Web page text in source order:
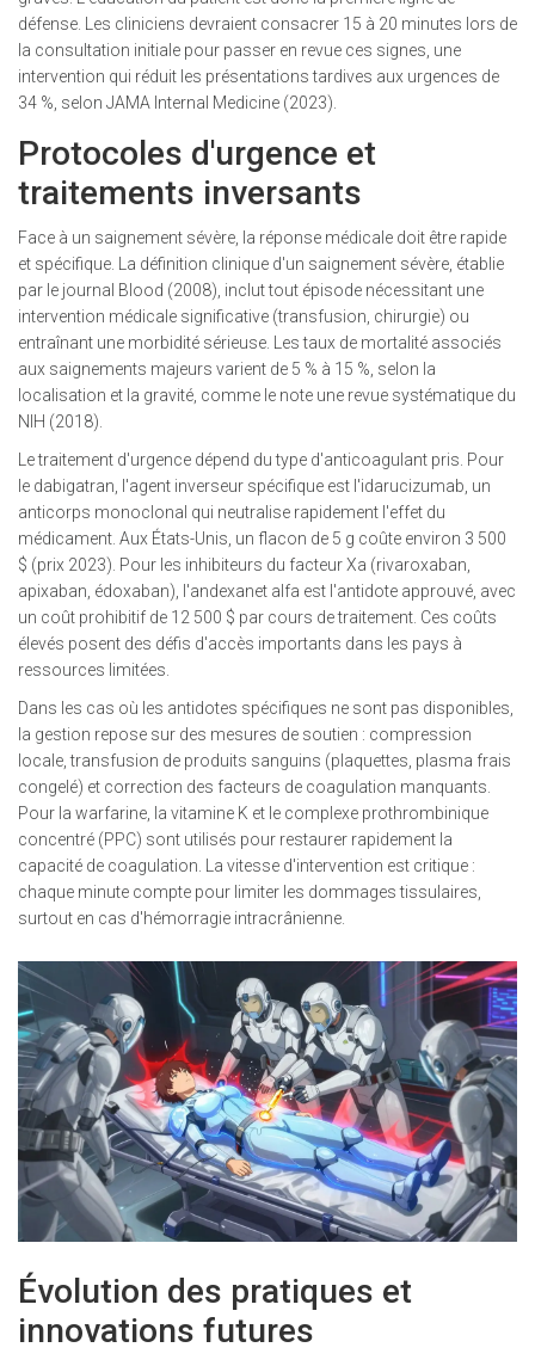
défense. Les cliniciens devraient consacrer 15 à 20 minutes lors de
la consultation initiale pour passer en revue ces signes, une
intervention qui réduit les présentations tardives aux urgences de
34 %, selon JAMA Internal Medicine (2023).
Protocoles d'urgence et
traitements inversants
Face à un saignement sévère, la réponse médicale doit être rapide
et spécifique. La définition clinique d'un saignement sévère, établie
par le journal Blood (2008), inclut tout épisode nécessitant une
intervention médicale significative (transfusion, chirurgie) ou
entraînant une morbidité sérieuse. Les taux de mortalité associés
aux saignements majeurs varient de 5 % à 15 %, selon la
localisation et la gravité, comme le note une revue systématique du
NIH (2018).
Le traitement d'urgence dépend du type d'anticoagulant pris. Pour
le dabigatran, l'agent inverseur spécifique est l'idarucizumab, un
anticorps monoclonal qui neutralise rapidement l'effet du
médicament. Aux États-Unis, un flacon de 5 g coûte environ 3 500
$ (prix 2023). Pour les inhibiteurs du facteur Xa (rivaroxaban,
apixaban, édoxaban), l'andexanet alfa est l'antidote approuvé, avec
un coût prohibitif de 12 500 $ par cours de traitement. Ces coûts
élevés posent des défis d'accès importants dans les pays à
ressources limitées.
Dans les cas où les antidotes spécifiques ne sont pas disponibles,
la gestion repose sur des mesures de soutien : compression
locale, transfusion de produits sanguins (plaquettes, plasma frais
congelé) et correction des facteurs de coagulation manquants.
Pour la warfarine, la vitamine K et le complexe prothrombinique
concentré (PPC) sont utilisés pour restaurer rapidement la
capacité de coagulation. La vitesse d'intervention est critique :
chaque minute compte pour limiter les dommages tissulaires,
surtout en cas d'hémorragie intracrânienne.
Évolution des pratiques et
innovations futures